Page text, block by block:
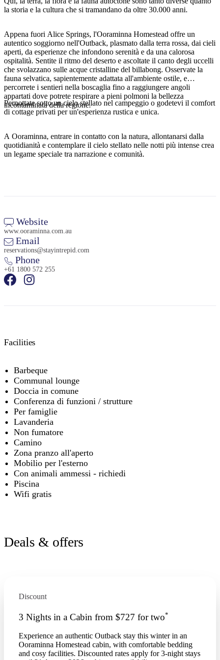
Cerca:
Sign
up
la storia e la cultura che si tramandano da oltre 30.000 anni.
Appena fuori Alice Springs, l'Ooraminna Homestead offre un
autentico soggiorno nell'Outback, plasmato dalla terra rossa, dai cieli
aperti, da esperienze che infondono serenità e da una calorosa
ospitalità. Sentite il ritmo del deserto e ascoltate il canto degli uccelli
che svolazzano sulle acque cristalline del billabong. Osservate la
fauna selvatica, sapientemente adattata all'ambiente ostile, e
percorrete i sentieri nella boscaglia fino a raggiungere angoli
appartati dove potrete respirare a pieni polmoni la bellezza
incontaminata della regione.
Pernottate sotto un cielo stellato nel campeggio o godetevi il comfort
di cottage privati per un'esperienza rustica e unica.
A Ooraminna, entrare in contatto con la natura, allontanarsi dalla
quotidianità e contemplare il cielo stellato nelle notti più intense crea
un legame speciale tra narrazione e comunità.
Website
www.ooraminna.com.au
Email
reservations@stayintrepid.com
Phone
+61 1800 572 255
Facilities
Barbeque
Communal lounge
Doccia in comune
Conferenza di funzioni / strutture
Per famiglie
Lavanderia
Non fumatore
Camino
Zona pranzo all'aperto
Mobilio per l'esterno
Con animali ammessi - richiedi
Piscina
Wifi gratis
Deals & offers
Discount
3 Nights in a Cabin from $727 for two*
Experience an authentic Outback stay this winter in an
Ooraminna Homestead cabin, with comfortable bedding
and cosy facilities. Discounted rates apply for 3-night stays